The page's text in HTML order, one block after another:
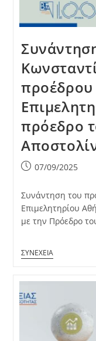
προέδρου
πρόεδρο
Post07/09/2025
Συνάντηση του
Επιμελητηρίου
με την Πρόεδρο